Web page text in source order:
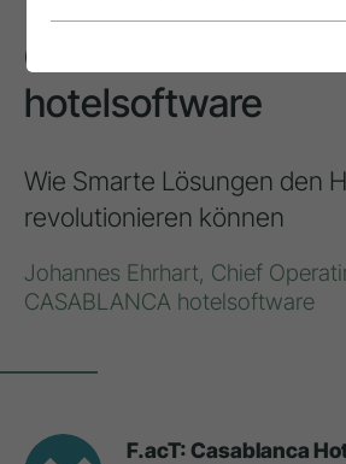
CASABLANCA
hotelsoftware
Wie Smarte Lösungen den
revolutionieren können
Johannes Ehrhart, Chief
CASABLANCA hotelsoftware
F.acT: Casablanca